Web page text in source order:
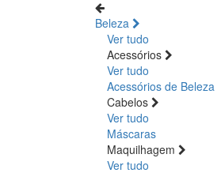
Beleza
Ver tudo
Acessórios
Ver tudo
Acessórios de Beleza
Cabelos
Ver tudo
Máscaras
Maquilhagem
Ver tudo